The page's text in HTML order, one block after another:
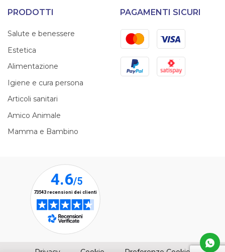
PRODOTTI
Salute e benessere
Estetica
Alimentazione
Igiene e cura persona
Articoli sanitari
Amico Animale
Mamma e Bambino
PAGAMENTI SICURI
MastercardVisa
PayPal Satispay